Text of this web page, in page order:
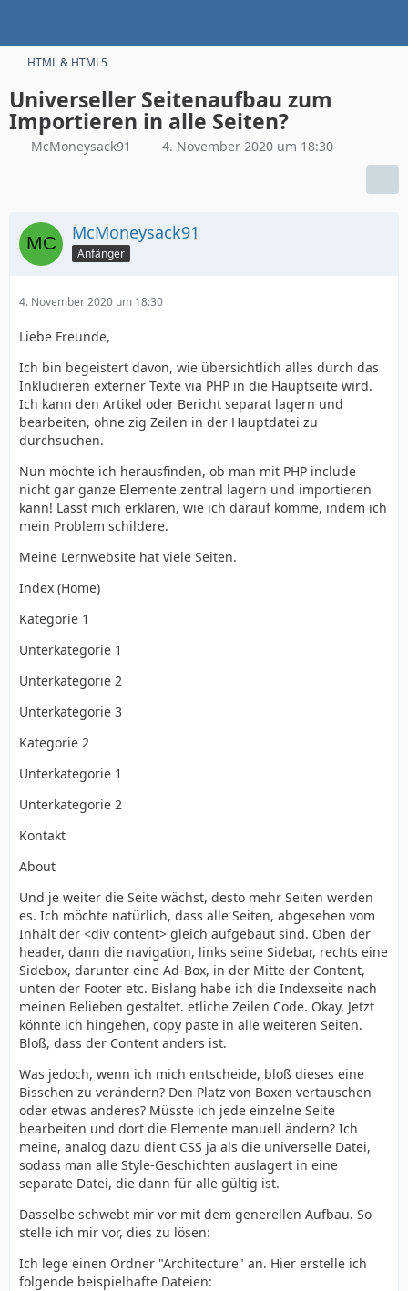
HTML & HTML5
Universeller Seitenaufbau zum
Importieren in alle Seiten?
McMoneysack91 4. November 2020 um 18:30
McMoneysack91
Anfänger
4. November 2020 um 18:30
Liebe Freunde,
Ich bin begeistert davon, wie übersichtlich alles durch das
Inkludieren externer Texte via PHP in die Hauptseite wird.
Ich kann den Artikel oder Bericht separat lagern und
bearbeiten, ohne zig Zeilen in der Hauptdatei zu
durchsuchen.
Nun möchte ich herausfinden, ob man mit PHP include
nicht gar ganze Elemente zentral lagern und importieren
kann! Lasst mich erklären, wie ich darauf komme, indem ich
mein Problem schildere.
Meine Lernwebsite hat viele Seiten.
Index (Home)
Kategorie 1
Unterkategorie 1
Unterkategorie 2
Unterkategorie 3
Kategorie 2
Unterkategorie 1
Unterkategorie 2
Kontakt
About
Und je weiter die Seite wächst, desto mehr Seiten werden
es. Ich möchte natürlich, dass alle Seiten, abgesehen vom
Inhalt der <div content> gleich aufgebaut sind. Oben der
header, dann die navigation, links seine Sidebar, rechts eine
Sidebox, darunter eine Ad-Box, in der Mitte der Content,
unten der Footer etc. Bislang habe ich die Indexseite nach
meinen Belieben gestaltet. etliche Zeilen Code. Okay. Jetzt
könnte ich hingehen, copy paste in alle weiteren Seiten.
Bloß, dass der Content anders ist.
Was jedoch, wenn ich mich entscheide, bloß dieses eine
Bisschen zu verändern? Den Platz von Boxen vertauschen
oder etwas anderes? Müsste ich jede einzelne Seite
bearbeiten und dort die Elemente manuell ändern? Ich
meine, analog dazu dient CSS ja als die universelle Datei,
sodass man alle Style-Geschichten auslagert in eine
separate Datei, die dann für alle gültig ist.
Dasselbe schwebt mir vor mit dem generellen Aufbau. So
stelle ich mir vor, dies zu lösen:
Ich lege einen Ordner "Architecture" an. Hier erstelle ich
folgende beispielhafte Dateien: